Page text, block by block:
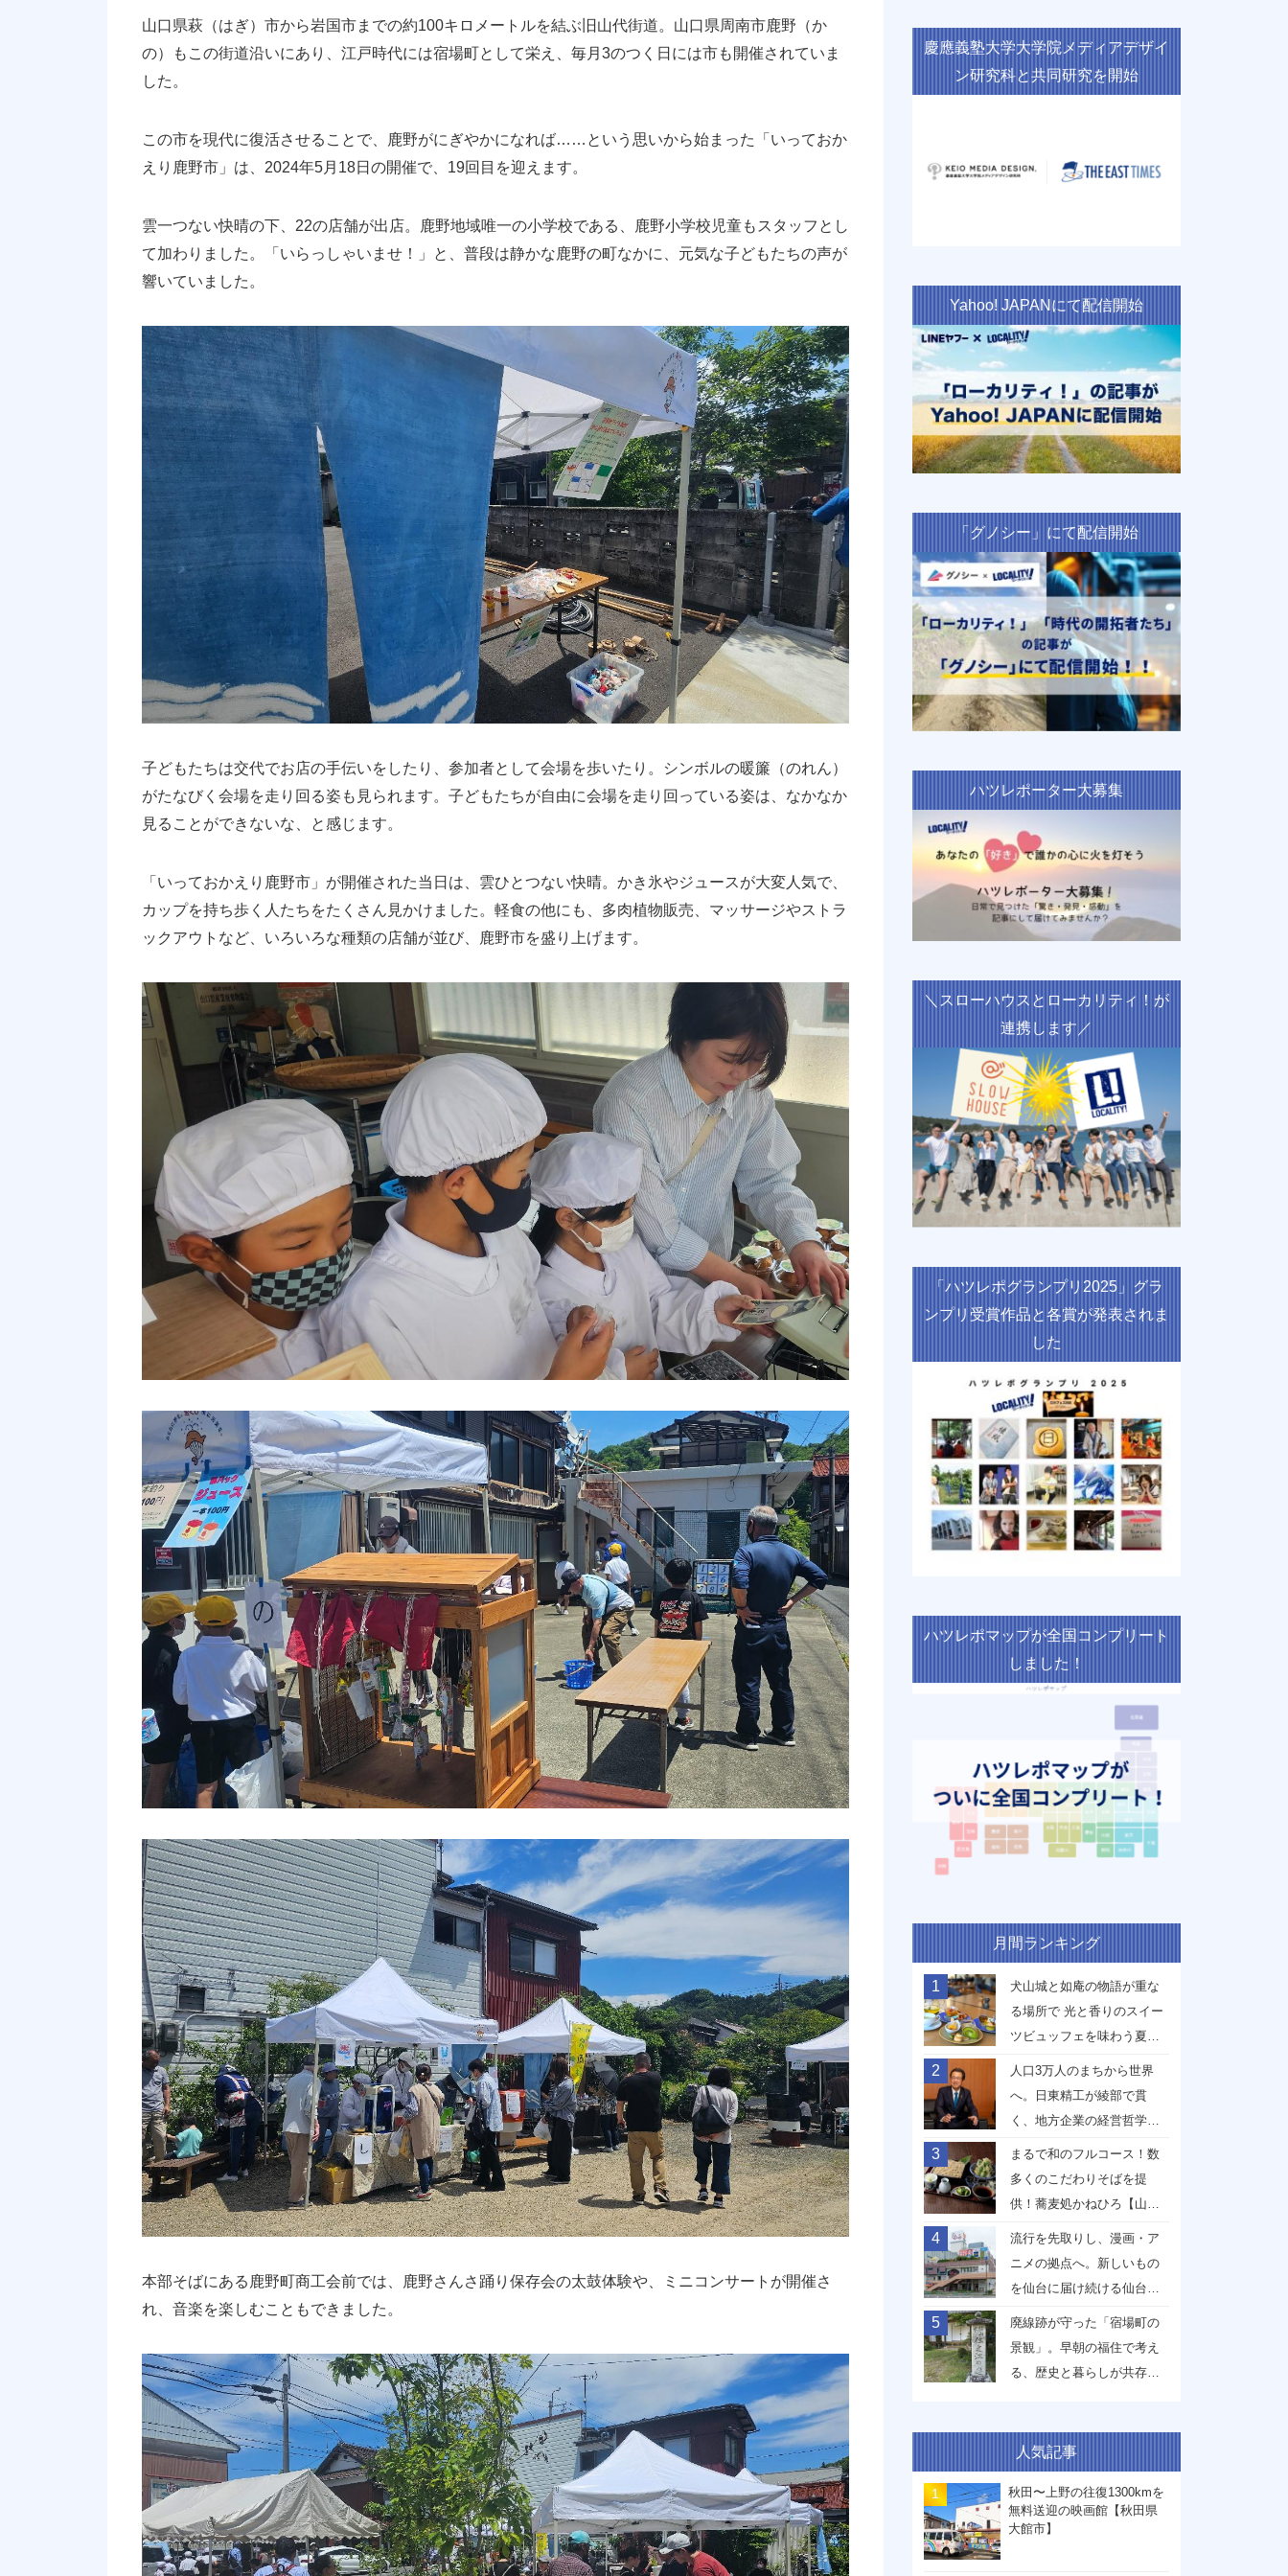
山口県萩（はぎ）市から岩国市までの約100キロメートルを結ぶ旧山代街道。山口県周南市鹿野（か
の）もこの街道沿いにあり、江戸時代には宿場町として栄え、毎月3のつく日には市も開催されていま
した。
この市を現代に復活させることで、鹿野がにぎやかになれば……という思いから始まった「いっておか
えり鹿野市」は、2024年5月18日の開催で、19回目を迎えます。
雲一つない快晴の下、22の店舗が出店。鹿野地域唯一の小学校である、鹿野小学校児童もスタッフとし
て加わりました。「いらっしゃいませ！」と、普段は静かな鹿野の町なかに、元気な子どもたちの声が
響いていました。
子どもたちは交代でお店の手伝いをしたり、参加者として会場を歩いたり。シンボルの暖簾（のれん）
がたなびく会場を走り回る姿も見られます。子どもたちが自由に会場を走り回っている姿は、なかなか
見ることができないな、と感じます。
「いっておかえり鹿野市」が開催された当日は、雲ひとつない快晴。かき氷やジュースが大変人気で、
カップを持ち歩く人たちをたくさん見かけました。軽食の他にも、多肉植物販売、マッサージやストラ
ックアウトなど、いろいろな種類の店舗が並び、鹿野市を盛り上げます。
本部そばにある鹿野町商工会前では、鹿野さんさ踊り保存会の太鼓体験や、ミニコンサートが開催さ
れ、音楽を楽しむこともできました。
慶應義塾大学大学院メディアデザイ
ン研究科と共同研究を開始
Yahoo! JAPANにて配信開始
「グノシー」にて配信開始
ハツレポーター大募集
＼スローハウスとローカリティ！が
連携します／
「ハツレポグランプリ2025」グラ
ンプリ受賞作品と各賞が発表されま
した
ハツレポマップが全国コンプリート
しました！
月間ランキング
1
犬山城と如庵の物語が重な
る場所で 光と香りのスイー
ツビュッフェを味わう夏
2
人口3万人のまちから世界
へ。日東精工が綾部で貫
く、地方企業の経営哲学
【京都府綾部市】
3
まるで和のフルコース！数
多くのこだわりそばを提
供！蕎麦処かねひろ【山形
県山形市】
4
流行を先取りし、漫画・ア
ニメの拠点へ。新しいもの
を仙台に届け続ける仙台駅
前イービーンズ【宮城県仙
台市】
5
廃線跡が守った「宿場町の
景観」。早朝の福住で考え
る、歴史と暮らしが共存す
人気記事
秋田〜上野の往復1300kmを
無料送迎の映画館【秋田県
大館市】